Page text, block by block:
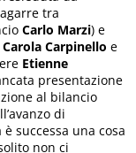
tra
Carlo Marzi) e
Carola Carpinello e
Etienne
presentazione
al bilancio
di
successa una cosa
non ci